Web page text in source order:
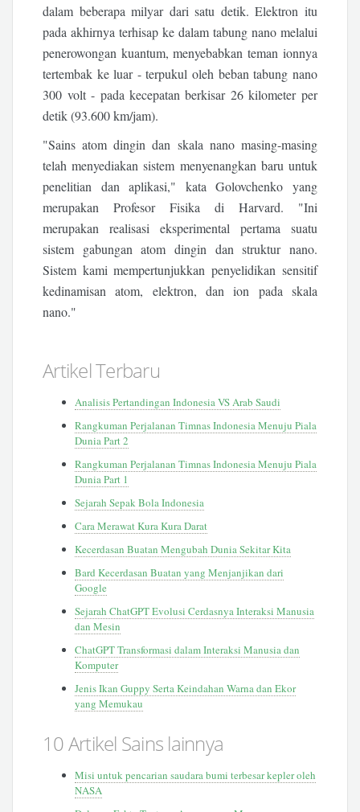
dalam beberapa milyar dari satu detik. Elektron itu
pada akhirnya terhisap ke dalam tabung nano melalui
penerowongan kuantum, menyebabkan teman ionnya
tertembak ke luar - terpukul oleh beban tabung nano
300 volt - pada kecepatan berkisar 26 kilometer per
detik (93.600 km/jam).
"Sains atom dingin dan skala nano masing-masing
telah menyediakan sistem menyenangkan baru untuk
penelitian dan aplikasi," kata Golovchenko yang
merupakan Profesor Fisika di Harvard. "Ini
merupakan realisasi eksperimental pertama suatu
sistem gabungan atom dingin dan struktur nano.
Sistem kami mempertunjukkan penyelidikan sensitif
kedinamisan atom, elektron, dan ion pada skala
nano."
Artikel Terbaru
Analisis Pertandingan Indonesia VS Arab Saudi
Rangkuman Perjalanan Timnas Indonesia Menuju Piala
Dunia Part 2
Rangkuman Perjalanan Timnas Indonesia Menuju Piala
Dunia Part 1
Sejarah Sepak Bola Indonesia
Cara Merawat Kura Kura Darat
Kecerdasan Buatan Mengubah Dunia Sekitar Kita
Bard Kecerdasan Buatan yang Menjanjikan dari
Google
Sejarah ChatGPT Evolusi Cerdasnya Interaksi Manusia
dan Mesin
ChatGPT Transformasi dalam Interaksi Manusia dan
Komputer
Jenis Ikan Guppy Serta Keindahan Warna dan Ekor
yang Memukau
10 Artikel Sains lainnya
Misi untuk pencarian saudara bumi terbesar kepler oleh
NASA